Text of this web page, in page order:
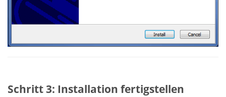
Schritt 3: Installation fertigstellen